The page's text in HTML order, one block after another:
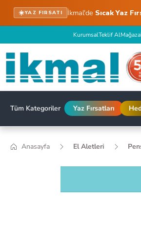
☀️YAZ FIRSATI İkmal'de Sıcak Yaz
KurumsalTeklif Al
Tüm Kategoriler Yaz Fırsatları
Anasayfa El Aletleri